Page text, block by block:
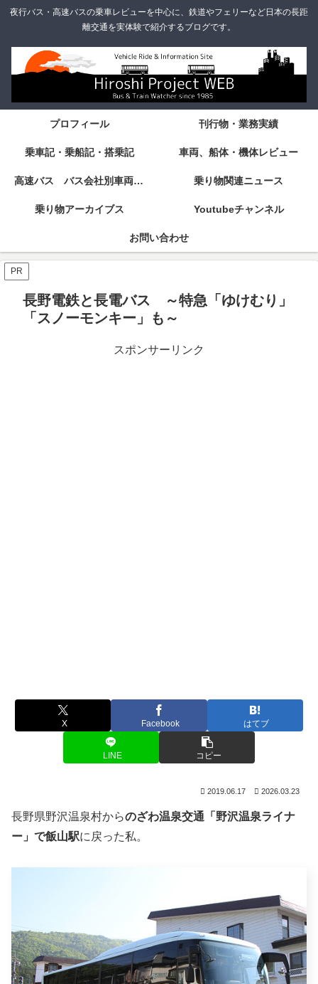
夜行バス・高速バスの乗車レビューを中心に、鉄道やフェリーなど日本の長距
離交通を実体験で紹介するブログです。
プロフィール 刊行物・業務実績
乗車記・乗船記・搭乗記 車両、船体・機体レビュー
高速バス バス会社別車両・設備・シート紹介 乗り物関連ニュース
乗り物アーカイブス Youtubeチャンネル
お問い合わせ
PR
長野電鉄と長電バス ～特急「ゆけむり」
「スノーモンキー」も～
スポンサーリンク
X Facebook はてブ
LINE コピー
2019.06.17 2026.03.23
長野県野沢温泉村からのざわ温泉交通「野沢温泉ライナ
ー」で飯山駅に戻った私。